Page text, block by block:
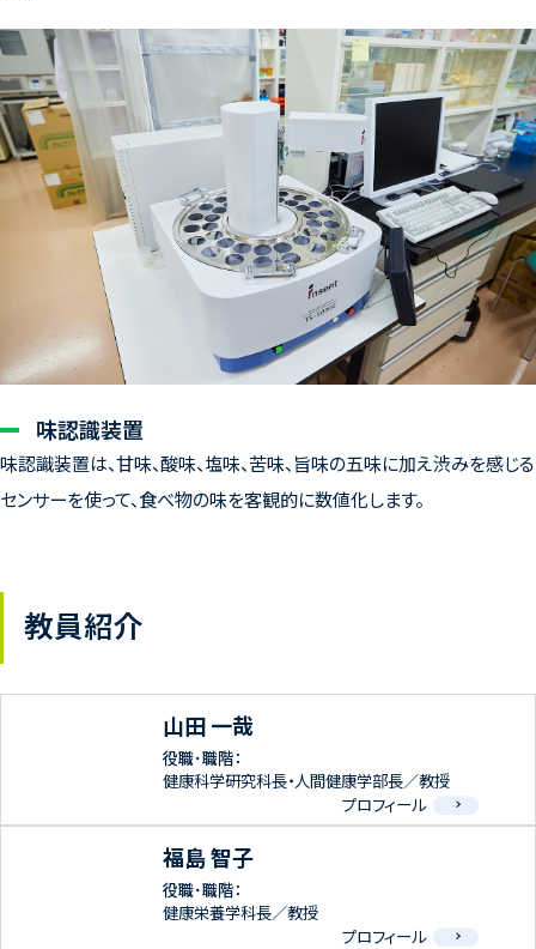
味認識装置
味認識装置は、甘味、酸味、塩味、苦味、旨味の五味に加え渋みを感じる
センサーを使って、食べ物の味を客観的に数値化します。
教員紹介
山田 一哉
役職･職階：
健康科学研究科長・人間健康学部長／教授
プロフィール
福島 智子
役職･職階：
健康栄養学科長／教授
プロフィール